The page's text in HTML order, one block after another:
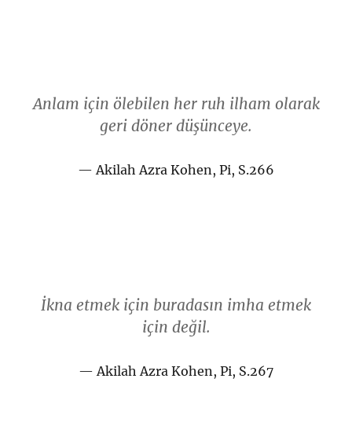
Anlam için ölebilen her ruh ilham olarak
geri döner düşünceye.
Akilah Azra Kohen, Pi, S.266
İkna etmek için buradasın imha etmek
için değil.
Akilah Azra Kohen, Pi, S.267